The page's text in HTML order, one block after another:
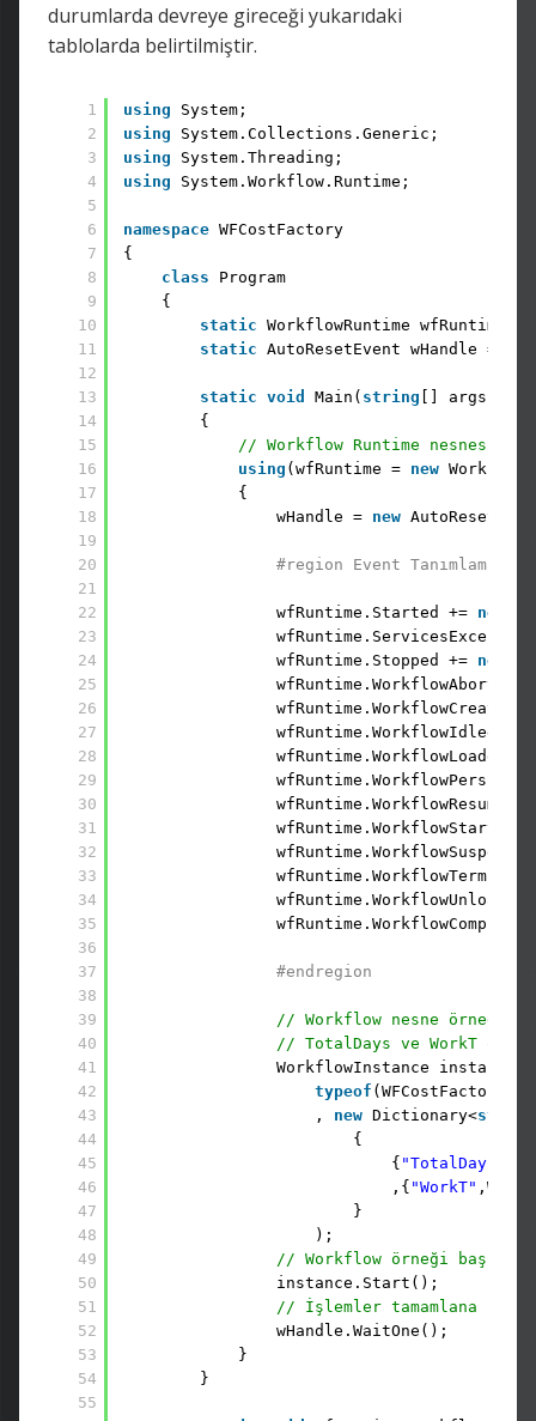
durumlarda devreye gireceği yukarıdaki
tablolarda belirtilmiştir.
1
2
3
4
5
6
7
8
9
10
11
12
13
14
15
16
17
18
19
20
21
22
23
24
25
26
27
28
29
30
31
32
33
34
35
36
37
38
39
40
41
42
43
44
45
46
47
48
49
50
51
52
53
54
55
using
System;
using
System.Collections.Generic;
using
System.Threading;
using
System.Workflow.Runtime;
namespace WFCostFactory
{
class
Program
{
static WorkflowRuntime wfRuntime =
static AutoResetEvent wHandle =
static void Main( string [] args)
{
// Workflow Runtime nesnesi
using (wfRuntime = new
{
wHandle = new
#region Event Tanımlamaları
wfRuntime.Started += new
wfRuntime.Stopped += new
wfRuntime.WorkflowAborted
wfRuntime.WorkflowCreated
wfRuntime.WorkflowIdled +=
wfRuntime.WorkflowLoaded
wfRuntime.WorkflowResumed
wfRuntime.WorkflowStarted
#endregion
// Workflow nesne örneği
// TotalDays ve WorkT
WorkflowInstance instance
typeof
, new Dictionary<string
{
{ "TotalDays"
,{ "WorkT"
}
);
// Workflow örneği
instance.Start();
// İşlemler tamamlana
wHandle.WaitOne();
}
}